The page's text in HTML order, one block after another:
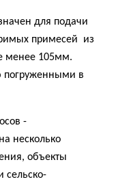
для подачи
примесей из
менее 105мм.
погруженными в
-
несколько
объекты
сельско-